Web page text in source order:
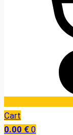
Cart
0.00 € 0